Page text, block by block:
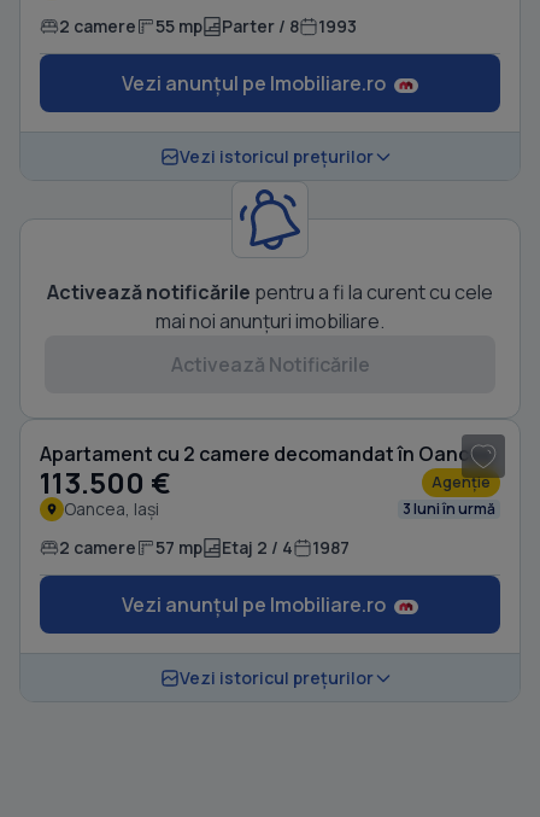
2 camere 55 mp Parter / 8 1993
Vezi anunțul pe Imobiliare.ro
Vezi istoricul prețurilor
Activează notificările pentru a fi la curent cu cele
mai noi anunțuri imobiliare.
Activează Notificările
Apartament cu 2 camere decomandat în Oancea
113.500 € Agenție
Oancea, Iași 3 luni în urmă
2 camere 57 mp Etaj 2 / 4 1987
Vezi anunțul pe Imobiliare.ro
Vezi istoricul prețurilor